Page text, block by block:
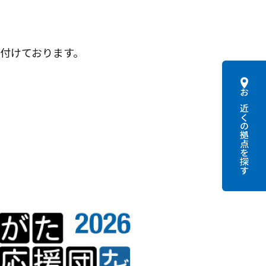
けております。
お近くの拠点を探す